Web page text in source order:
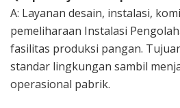
A: Layanan desain, instalasi,
pemeliharaan Instalasi
fasilitas produksi pangan.
standar lingkungan sambil
operasional pabrik.